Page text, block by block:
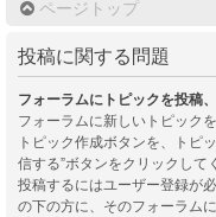
ページトップ
投稿に関する問題
フォーラムにトピックを投稿
フォーラムに新しいトピック
トピック作成ボタンを、トピ
信する”ボタンをクリックし
投稿するにはユーザー登録が
の下の方に、そのフォーラム